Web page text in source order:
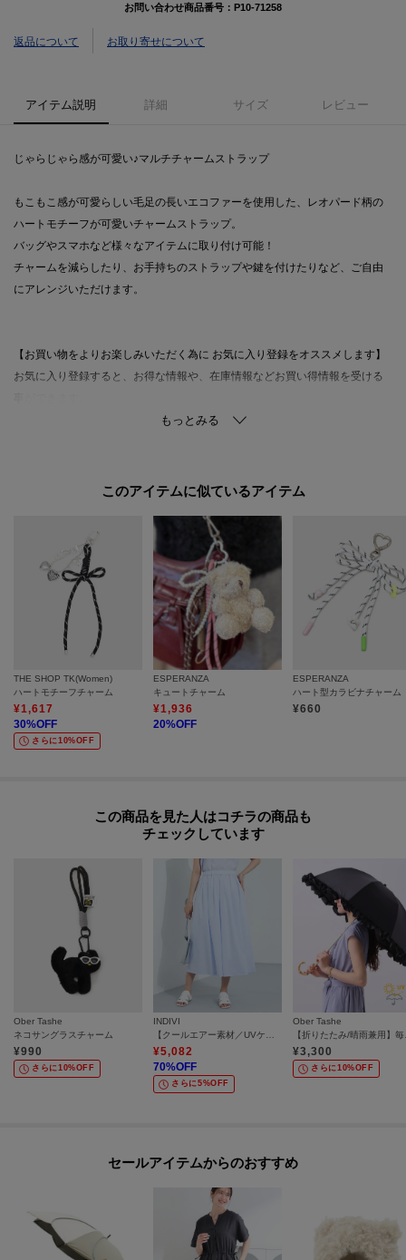
お問い合わせ商品番号： P10-71258
返品について お取り寄せについて
アイテム説明 詳細 サイズ レビュー
じゃらじゃら感が可愛い♪マルチチャームストラップ
もこもこ感が可愛らしい毛足の長いエコファーを使用した、レオパード柄の
ハートモチーフが可愛いチャームストラップ。
バッグやスマホなど様々なアイテムに取り付け可能！
チャームを減らしたり、お手持ちのストラップや鍵を付けたりなど、ご自由
にアレンジいただけます。
【お買い物をよりお楽しみいただく為に お気に入り登録をオススメします】
お気に入り登録すると、お得な情報や、在庫情報などお買い得情報を受ける
合わせてブランドのお気に入り登録も一緒にお願いします♪
※商品画像はサンプル商品の為、仕様やカラー等に変更がある場合がござい
※光の当たり具合で色味が違って見える場合があります。
※照明の関係により、実際よりも色味が違って見える場合があります。ま
た、パソコン・スマートフォンなどの環境により、若干製品と画像のカラー
が異なる場合もございます。
このアイテムに似ているアイテム
THE SHOP TK(Women)
ハートモチーフチャーム
¥1,617
30%OFF
さらに10%OFF
ESPERANZA
キュートチャーム
¥1,936
20%OFF
ESPERANZA
ハート型カラビナチャーム
¥660
この商品を見た人はコチラの商品も
チェックしています
Ober Tashe
ネコサングラスチャーム
¥990
さらに10%OFF
INDIVI
【クールエアー素材／UVケア／セットアップ可能】エアリーフレアパンツ
¥5,082
70%OFF
さらに5%OFF
Ober Tashe
【折り
¥3,300
さらに10%OFF
セールアイテムからのおすすめ